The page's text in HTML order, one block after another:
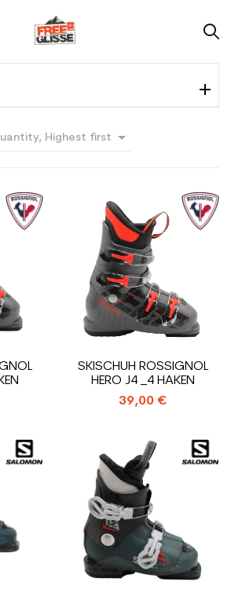
Highest first 
SKISCHUH ROSSIGNOL
HERO J4 _4 HAKEN
39,00 €